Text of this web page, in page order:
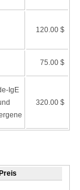
120.00 $
75.00 $
IgE
320.00 $
Preis